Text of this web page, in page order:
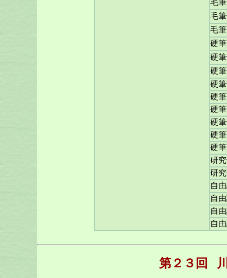
毛
毛
毛
硬
硬
硬
硬
硬
硬
硬
硬
硬
研
研
自
自
自
自
第２３回